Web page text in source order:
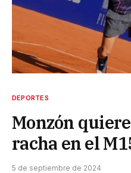
DEPORTES
Monzón
racha en el
5 de septiembre de 2024